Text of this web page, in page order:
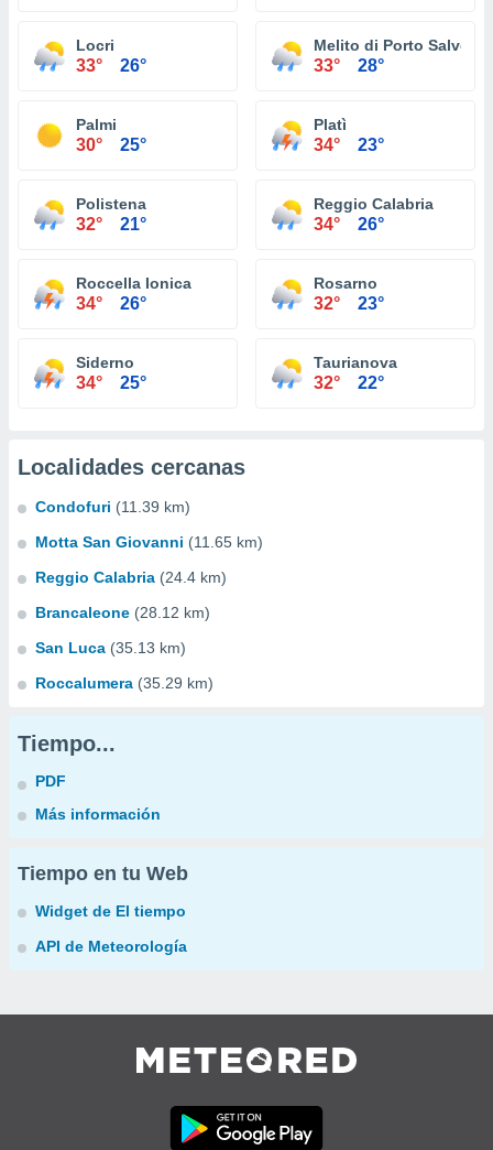
Locri
33° 26°
Melito di Porto Salvo
33° 28°
Palmi
30° 25°
Platì
34° 23°
Polistena
32° 21°
Reggio Calabria
34° 26°
Roccella Ionica
34° 26°
Rosarno
32° 23°
Siderno
34° 25°
Taurianova
32° 22°
Localidades cercanas
Condofuri (11.39 km)
Motta San Giovanni (11.65 km)
Reggio Calabria (24.4 km)
Brancaleone (28.12 km)
San Luca (35.13 km)
Roccalumera (35.29 km)
Tiempo...
PDF
Más información
Tiempo en tu Web
Widget de El tiempo
API de Meteorología